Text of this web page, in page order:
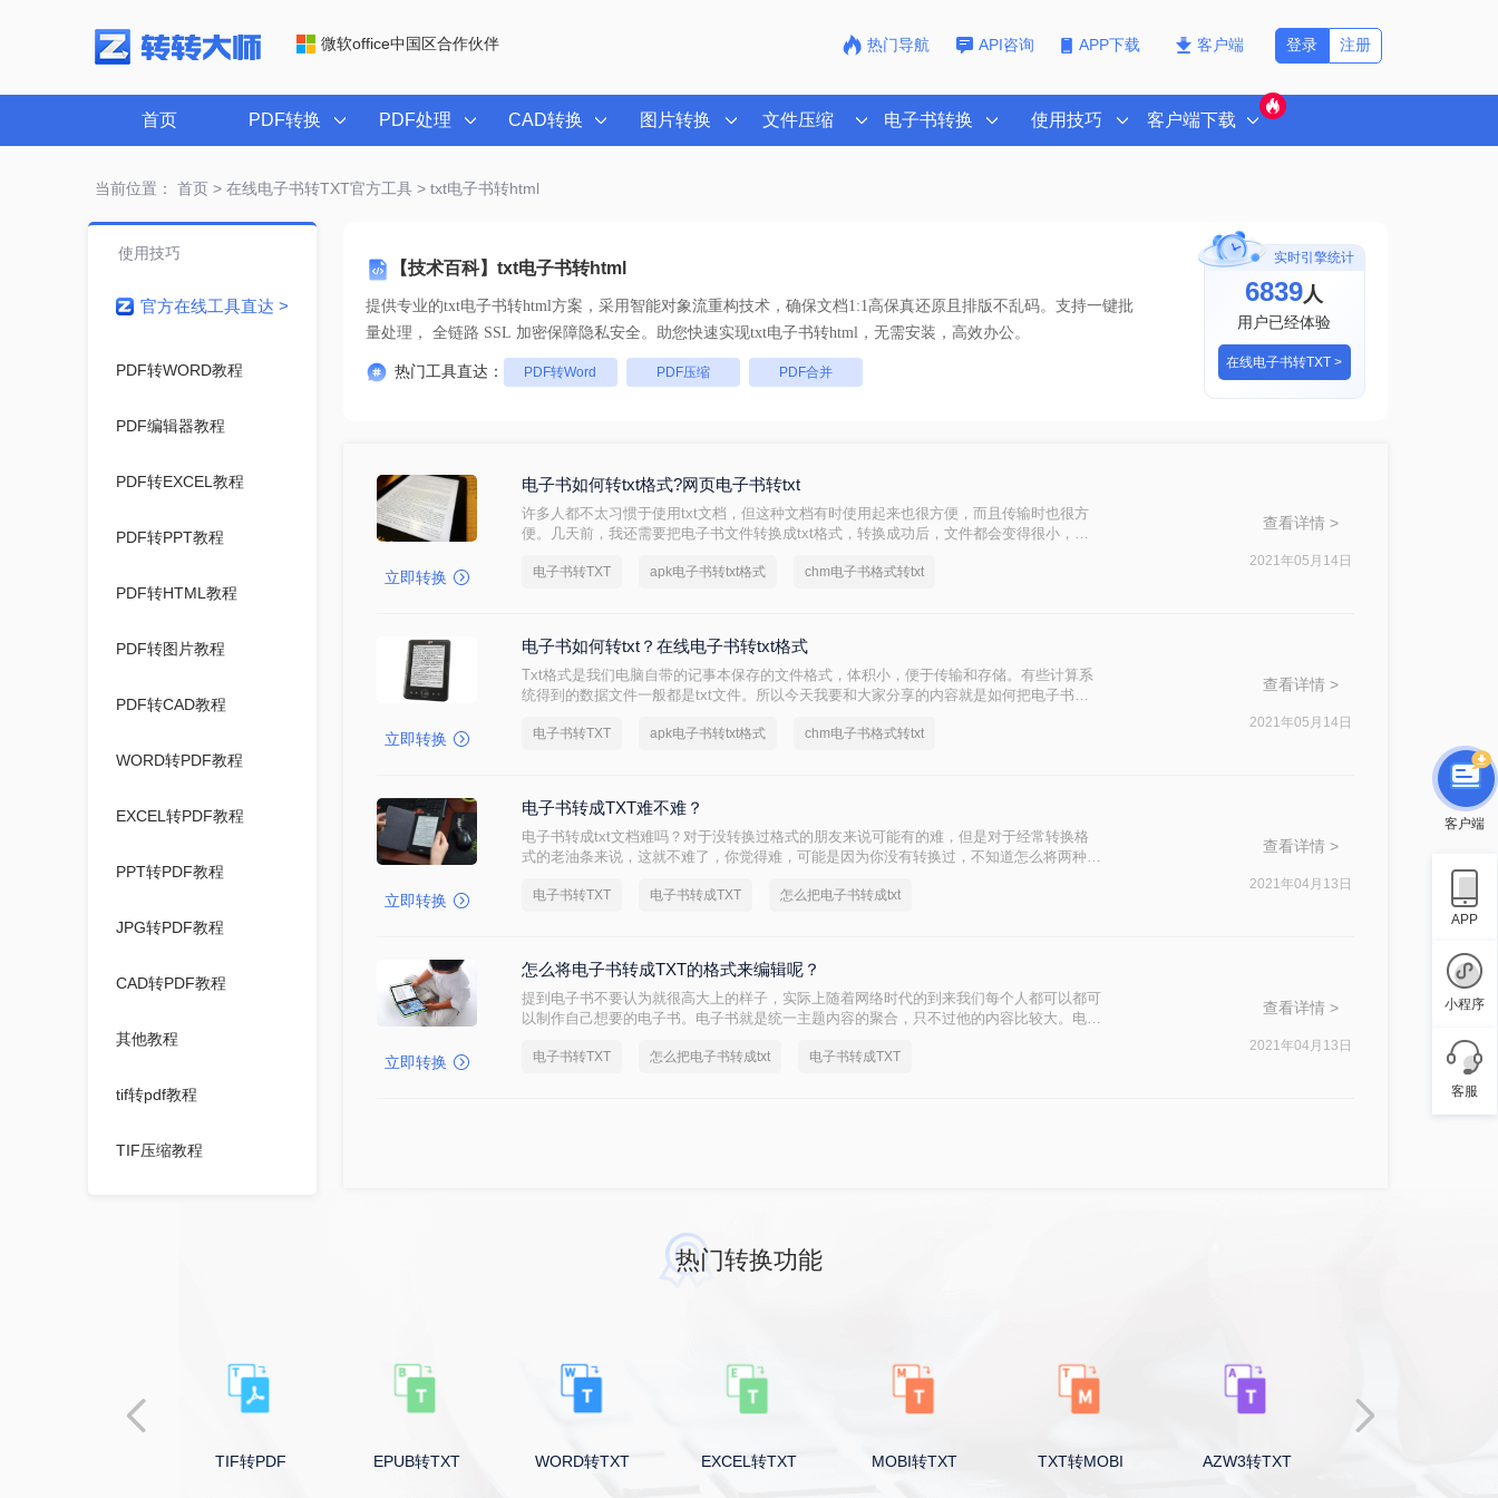
微软office中国区合作伙伴 热门导航 API咨询 APP下载 客户端 注册
登录
首页 PDF转换 PDF处理 CAD转换 图片转换 文件压缩 电子书转换 使用技巧 客户端下载
当前位置： 首页> 在线电子书转TXT官方工具> txt电子书转html
【技术百科】txt电子书转html
提供专业的txt电子书转html方案，采用智能对象流重构技术，确保文档1:1高保真还原且排版不乱码。支持一键批
量处理， 全链路 SSL 加密保障隐私安全。助您快速实现txt电子书转html ，无需安装，高效办公。
热门工具直达： PDF转Word PDF压缩 PDF合并
实时引擎统计
6844人
用户已经体验
在线电子书转TXT >
使用技巧
官方在线工具直达 >
PDF转WORD教程
PDF编辑器教程
PDF转EXCEL教程
PDF转PPT教程
PDF转HTML教程
PDF转图片教程
PDF转CAD教程
WORD转PDF教程
EXCEL转PDF教程
PPT转PDF教程
JPG转PDF教程
CAD转PDF教程
其他教程
tif转pdf教程
TIF压缩教程
图片压缩指定大小教程
BMP压缩教程
立即转换
电子书如何转txt格式?网页电子书转txt
许多人都不太习惯于使用txt文档，但这种文档有时使用起来也很方便，而且传输时也很方
便。几天前，我还需要把电子书文件转换成txt格式，转换成功后，文件都会变得很小，而
子书转TXT还支持转word、转PDF等文件哦。
电子书转TXT apk电子书转txt格式 chm电子书格式转txt
查看详情 >
2021年05月14日
立即转换
电子书如何转txt？在线电子书转txt格式
Txt格式是我们电脑自带的记事本保存的文件格式，体积小，便于传输和存储。有些计算系
统得到的数据文件一般都是txt文件。所以今天我要和大家分享的内容就是如何把电子书转
电子书转TXT apk电子书转txt格式 chm电子书格式转txt
查看详情 >
2021年05月14日
立即转换
电子书转成TXT难不难？
电子书转成txt文档难吗？对于没转换过格式的朋友来说可能有的难，但是对于经常转换格
式的老油条来说，这就不难了，你觉得难，可能是因为你没有转换过，不知道怎么将两种不
的事情。
电子书转TXT 电子书转成TXT 怎么把电子书转成txt
查看详情 >
2021年04月13日
立即转换
怎么将电子书转成TXT的格式来编辑呢？
提到电子书不要认为就很高大上的样子，实际上随着网络时代的到来我们每个人都可以都可
以制作自己想要的电子书。电子书就是统一主题内容的聚合，只不过他的内容比较大。电子
就是pdf格式。
电子书转TXT 怎么把电子书转成txt 电子书转成TXT
查看详情 >
2021年04月13日
热门转换功能
TIF转PDF EPUB转TXT WORD转TXT EXCEL转TXT MOBI转TXT TXT转MOBI AZW3转TXT
客户端
APP
小程序
客服